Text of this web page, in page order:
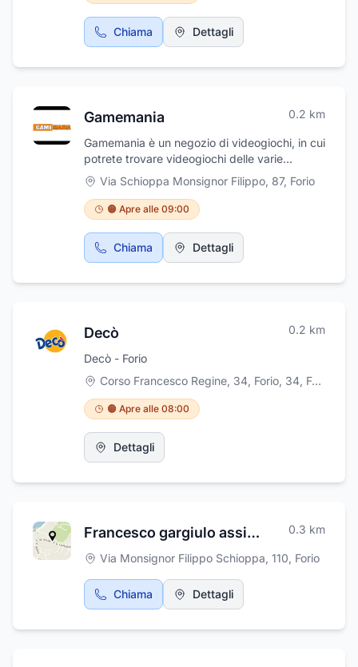
Chiama Dettagli
Gamemania 0.2 km
Gamemania è un negozio di videogiochi, in cui
potrete trovare videogiochi delle varie
console come ps5/4, Xbox, Nintendo switch,
console, abbigliamento legato ai personaggi
dei cartoni e dei videogiochi, giochi da tavolo
e tante altre novità! Inoltre valutiamo il tuo
usato e per qualsiasi problema sulle console
c'è anche l'assistenza di riparazione o di
Via Schioppa Monsignor Filippo, 87, Forio
🟠 Apre alle 09:00
Chiama Dettagli
Decò 0.2 km
Decò - Forio
Corso Francesco Regine, 34, Forio, 34, Forio
🟠 Apre alle 08:00
Dettagli
Francesco gargiulo assistenza elettrodomestici 0.3 km
Via Monsignor Filippo Schioppa, 110, Forio
Chiama Dettagli